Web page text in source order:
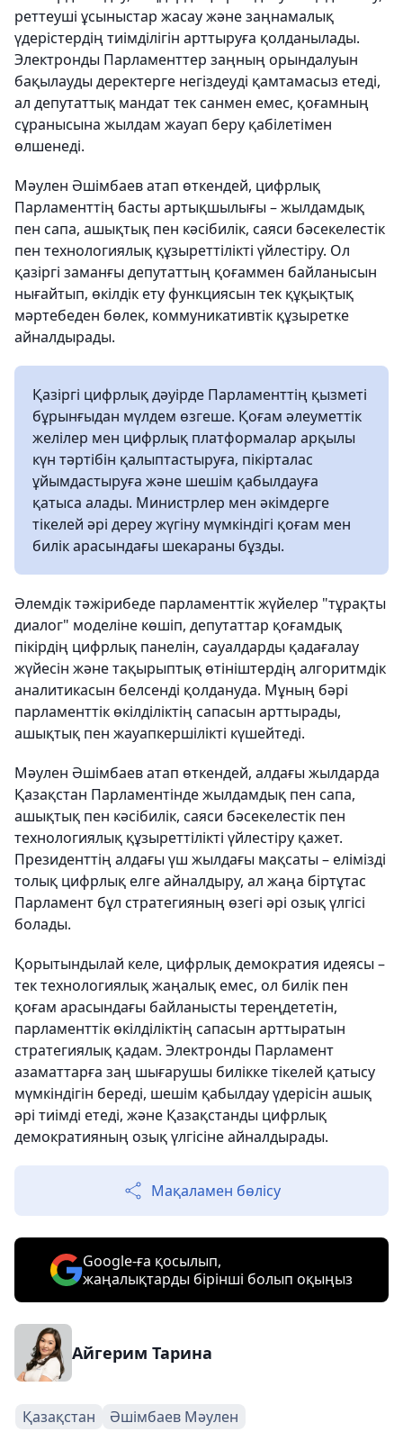
реттеуші ұсыныстар жасау және заңнамалық
үдерістердің тиімділігін арттыруға қолданылады.
Электронды Парламенттер заңның орындалуын
бақылауды деректерге негіздеуді қамтамасыз етеді,
ал депутаттық мандат тек санмен емес, қоғамның
сұранысына жылдам жауап беру қабілетімен
өлшенеді.
Мәулен Әшімбаев атап өткендей, цифрлық
Парламенттің басты артықшылығы – жылдамдық
пен сапа, ашықтық пен кәсібилік, саяси бәсекелестік
пен технологиялық құзыреттілікті үйлестіру. Ол
қазіргі заманғы депутаттың қоғаммен байланысын
нығайтып, өкілдік ету функциясын тек құқықтық
мәртебеден бөлек, коммуникативтік құзыретке
айналдырады.
Қазіргі цифрлық дәуірде Парламенттің қызметі
бұрынғыдан мүлдем өзгеше. Қоғам әлеуметтік
желілер мен цифрлық платформалар арқылы
күн тәртібін қалыптастыруға, пікірталас
ұйымдастыруға және шешім қабылдауға
қатыса алады. Министрлер мен әкімдерге
тікелей әрі дереу жүгіну мүмкіндігі қоғам мен
билік арасындағы шекараны бұзды.
Әлемдік тәжірибеде парламенттік жүйелер "тұрақты
диалог" моделіне көшіп, депутаттар қоғамдық
пікірдің цифрлық панелін, сауалдарды қадағалау
жүйесін және тақырыптық өтініштердің алгоритмдік
аналитикасын белсенді қолдануда. Мұның бәрі
парламенттік өкілділіктің сапасын арттырады,
ашықтық пен жауапкершілікті күшейтеді.
Мәулен Әшімбаев атап өткендей, алдағы жылдарда
Қазақстан Парламентінде жылдамдық пен сапа,
ашықтық пен кәсібилік, саяси бәсекелестік пен
технологиялық құзыреттілікті үйлестіру қажет.
Президенттің алдағы үш жылдағы мақсаты – елімізді
толық цифрлық елге айналдыру, ал жаңа біртұтас
Парламент бұл стратегияның өзегі әрі озық үлгісі
болады.
Қорытындылай келе, цифрлық демократия идеясы –
тек технологиялық жаңалық емес, ол билік пен
қоғам арасындағы байланысты тереңдететін,
парламенттік өкілділіктің сапасын арттыратын
стратегиялық қадам. Электронды Парламент
азаматтарға заң шығарушы билікке тікелей қатысу
мүмкіндігін береді, шешім қабылдау үдерісін ашық
әрі тиімді етеді, және Қазақстанды цифрлық
демократияның озық үлгісіне айналдырады.
Мақаламен бөлісу
Google-ға қосылып,
жаңалықтарды бірінші болып оқыңыз
Айгерим Тарина
Қазақстан Әшімбаев Мәулен